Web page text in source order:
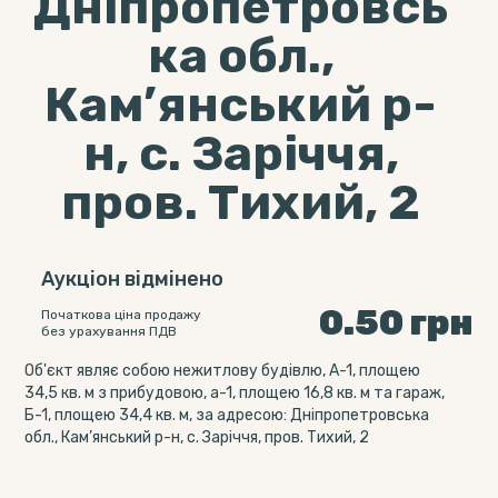
ка обл.,
Кам’янський р-
н, с. Заріччя,
пров. Тихий, 2
Аукціон відмінено
Початкова ціна продажу
без урахування ПДВ
0.50 грн
Об'єкт являє собою нежитлову будівлю, А-1, площею
34,5 кв. м з прибудовою, а-1, площею 16,8 кв. м та гараж,
Б-1, площею 34,4 кв. м, за адресою: Дніпропетровська
обл., Кам’янський р-н, с. Заріччя, пров. Тихий, 2